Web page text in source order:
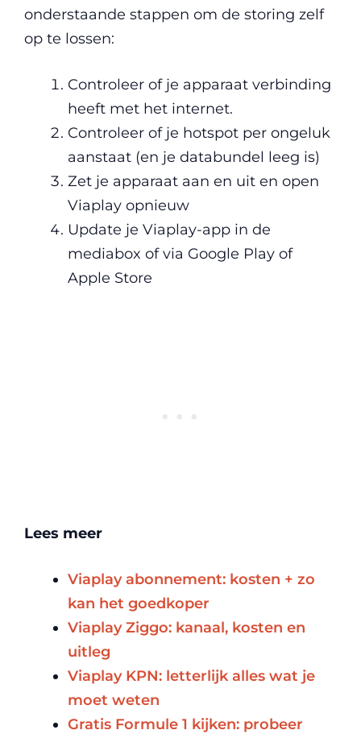
onderstaande stappen om de storing zelf
op te lossen:
Controleer of je apparaat verbinding
heeft met het internet.
Controleer of je hotspot per ongeluk
aanstaat (en je databundel leeg is)
Zet je apparaat aan en uit en open
Viaplay opnieuw
Update je Viaplay-app in de
mediabox of via Google Play of
Apple Store
Lees meer
Viaplay abonnement: kosten + zo
kan het goedkoper
Viaplay Ziggo: kanaal, kosten en
uitleg
Viaplay KPN: letterlijk alles wat je
moet weten
Gratis Formule 1 kijken: probeer